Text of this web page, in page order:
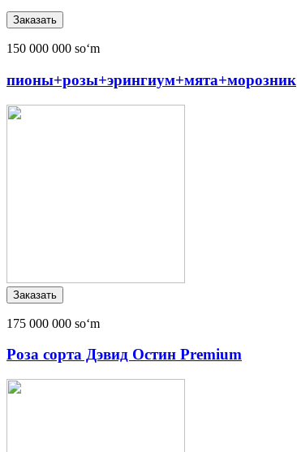
150 000 000 soʻm
пионы+розы+эрингиум+мята+морозник
175 000 000 soʻm
Роза сорта Дэвид Остин Premium